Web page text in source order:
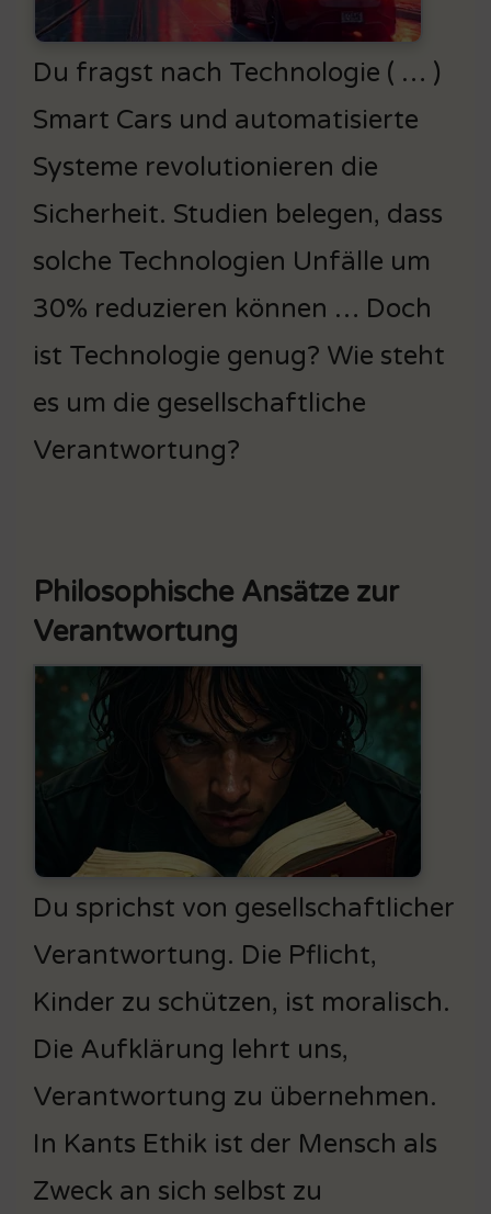
Du fragst nach Technologie ( … )
Smart Cars und automatisierte
Systeme revolutionieren die
Sicherheit. Studien belegen, dass
solche Technologien Unfälle um
30% reduzieren können … Doch
ist Technologie genug? Wie steht
es um die gesellschaftliche
Verantwortung?
Philosophische Ansätze zur
Verantwortung
Du sprichst von gesellschaftlicher
Verantwortung. Die Pflicht,
Kinder zu schützen, ist moralisch.
Die Aufklärung lehrt uns,
Verantwortung zu übernehmen.
In Kants Ethik ist der Mensch als
Zweck an sich selbst zu